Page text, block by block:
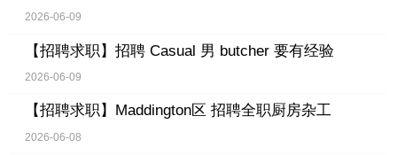
2026-06-09
【招聘求职】 招聘 Casual 男 butcher 要有经验
2026-06-09
【招聘求职】 Maddington区 招聘全职厨房杂工
2026-06-08